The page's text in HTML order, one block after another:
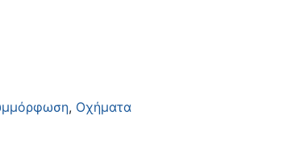
, Οχήματα